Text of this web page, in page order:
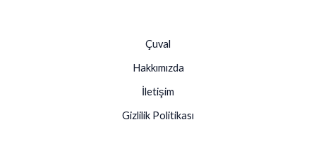
Çuval
Hakkımızda
İletişim
Gizlilik Politikası